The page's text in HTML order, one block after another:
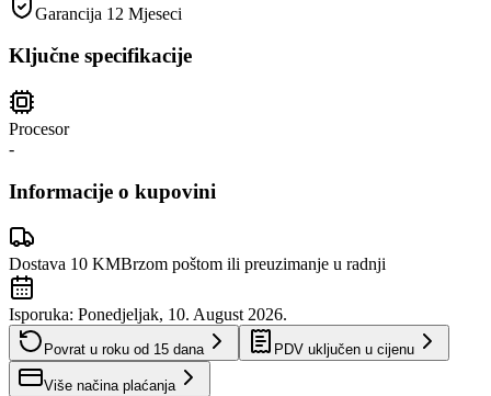
Garancija 12 Mjeseci
Ključne specifikacije
Procesor
-
Informacije o kupovini
Dostava 10 KMBrzom poštom ili preuzimanje u radnji
Isporuka: Ponedjeljak, 10. August 2026.
Povrat u roku od 15 dana PDV uključen u cijenu
Više načina plaćanja